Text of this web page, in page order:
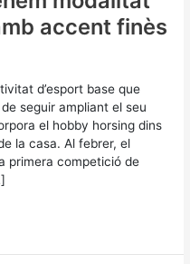
accent finès
d’esport base que
seguir ampliant el seu
el hobby horsing dins
la casa. Al febrer, el
primera competició de